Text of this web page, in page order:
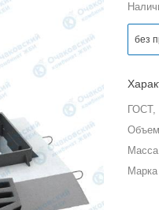
без
ГОСТ,
Масса
Марка